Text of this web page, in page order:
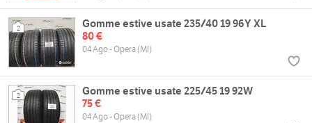
2
Gomme estive usate 235/40 19 96Y XL
80 €
04 Ago - Opera (MI)
2
Gomme estive usate 225/45 19 92W
75 €
04 Ago - Opera (MI)